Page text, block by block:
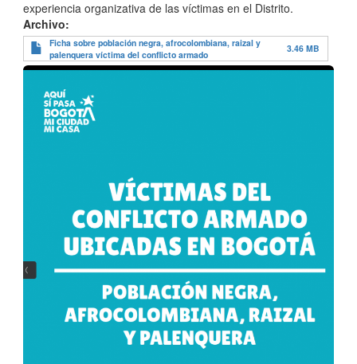
experiencia organizativa de las víctimas en el Distrito.
Archivo
Ficha sobre población negra, afrocolombiana, raizal y
palenquera víctima del conflicto armado
3.46 MB